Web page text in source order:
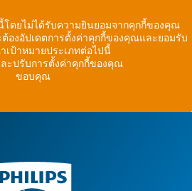
โดยไม่ได้รับความยินยอมจากคุกกี้ของคุณ
องอัปเดตการตั้งค่าคุกกี้ของคุณและยอมรับ
เป้าหมายประเภทต่อไปนี้
ะปรับการตั้งค่าคุกกี้ของคุณ
ขอบคุณ